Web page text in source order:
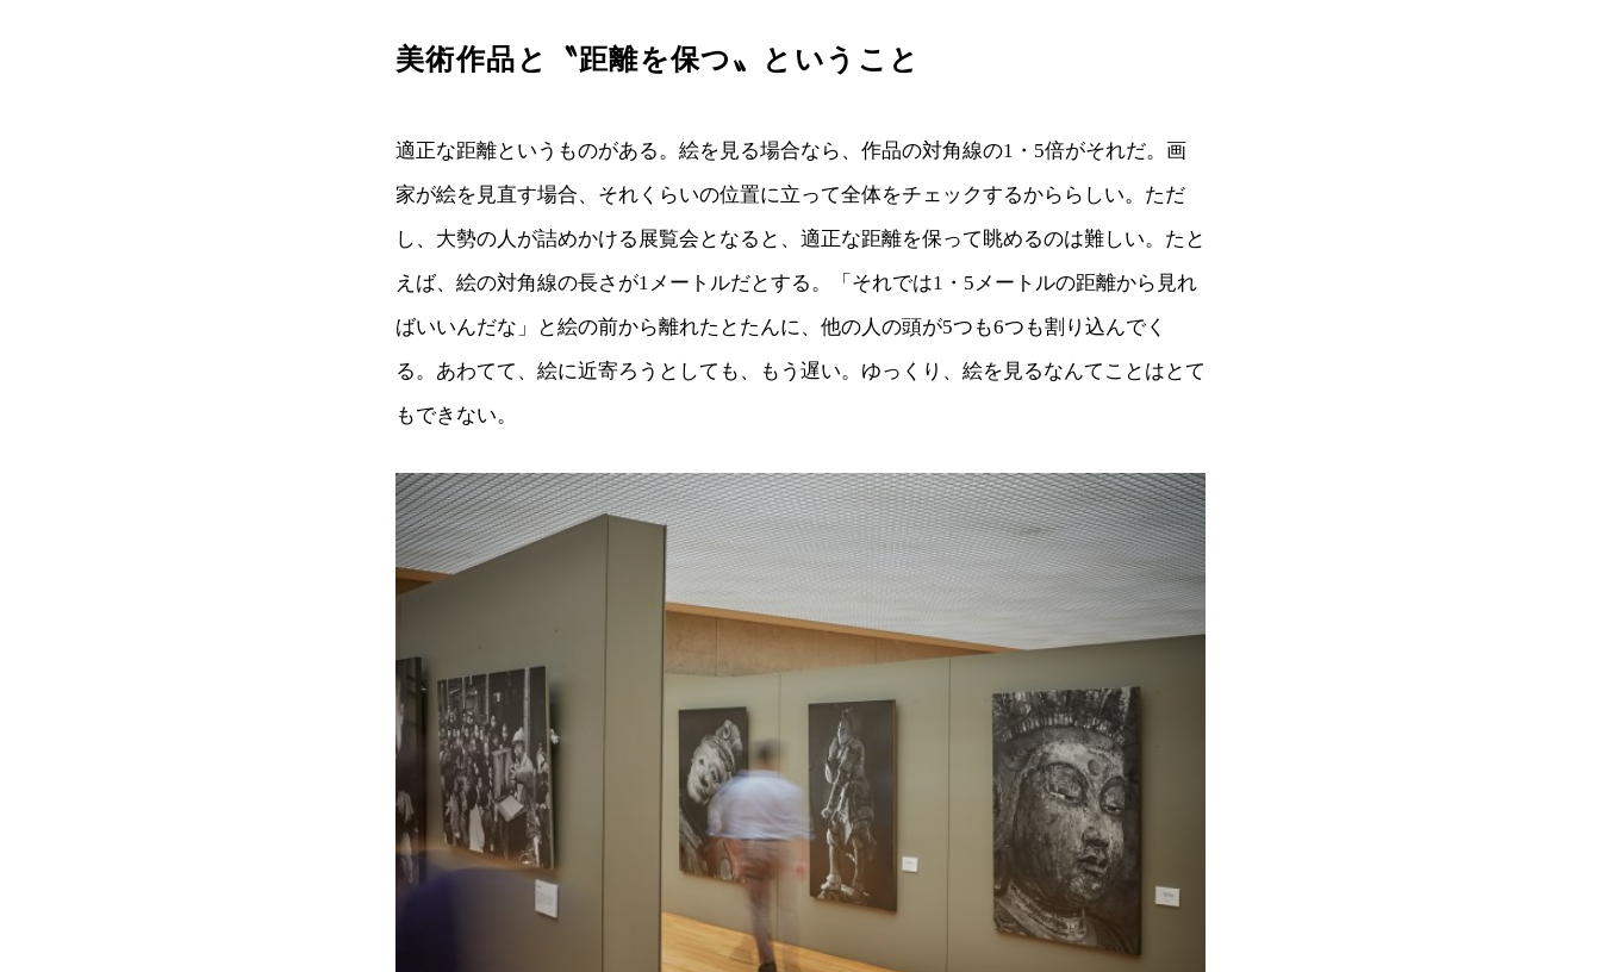
美術作品と〝距離を保つ〟ということ
適正な距離というものがある。絵を見る場合なら、作品の対角線の1・5倍がそれだ。画
家が絵を見直す場合、それくらいの位置に立って全体をチェックするかららしい。ただ
し、大勢の人が詰めかける展覧会となると、適正な距離を保って眺めるのは難しい。たと
えば、絵の対角線の長さが1メートルだとする。「それでは1・5メートルの距離から見れ
ばいいんだな」と絵の前から離れたとたんに、他の人の頭が5つも6つも割り込んでく
る。あわてて、絵に近寄ろうとしても、もう遅い。ゆっくり、絵を見るなんてことはとて
もできない。